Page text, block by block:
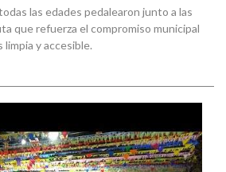
las edades pedalearon junto a las
que refuerza el compromiso municipal
limpia y accesible.